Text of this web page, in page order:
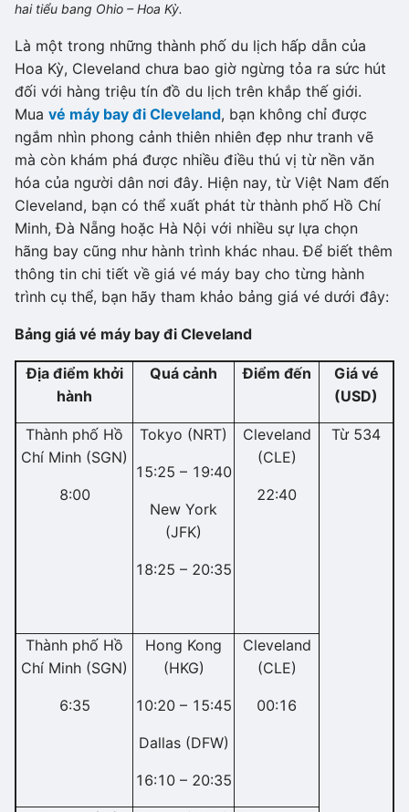
hai tiểu bang Ohio – Hoa Kỳ.
Là một trong những thành phố du lịch hấp dẫn của
Hoa Kỳ, Cleveland chưa bao giờ ngừng tỏa ra sức hút
đối với hàng triệu tín đồ du lịch trên khắp thế giới.
Mua vé máy bay đi Cleveland, bạn không chỉ được
ngắm nhìn phong cảnh thiên nhiên đẹp như tranh vẽ
mà còn khám phá được nhiều điều thú vị từ nền văn
hóa của người dân nơi đây. Hiện nay, từ Việt Nam đến
Cleveland, bạn có thể xuất phát từ thành phố Hồ Chí
Minh, Đà Nẵng hoặc Hà Nội với nhiều sự lựa chọn
hãng bay cũng như hành trình khác nhau. Để biết thêm
thông tin chi tiết về giá vé máy bay cho từng hành
trình cụ thể, bạn hãy tham khảo bảng giá vé dưới đây:
Bảng giá vé máy bay đi Cleveland
Địa điểm khởi
hành
Quá cảnh Điểm đến
Giá vé
(USD)
Thành phố Hồ
Chí Minh (SGN)
8:00
Tokyo (NRT)
15:25 – 19:40
New York
(JFK)
18:25 – 20:35
Cleveland
(CLE)
22:40
Từ 534
Thành phố Hồ
Chí Minh (SGN)
6:35
Hong Kong
(HKG)
10:20 – 15:45
Dallas (DFW)
16:10 – 20:35
Cleveland
(CLE)
00:16